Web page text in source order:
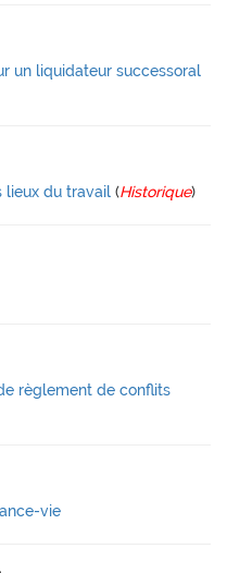
un liquidateur successoral
lieux du travail (Historique)
règlement de conflits
vie